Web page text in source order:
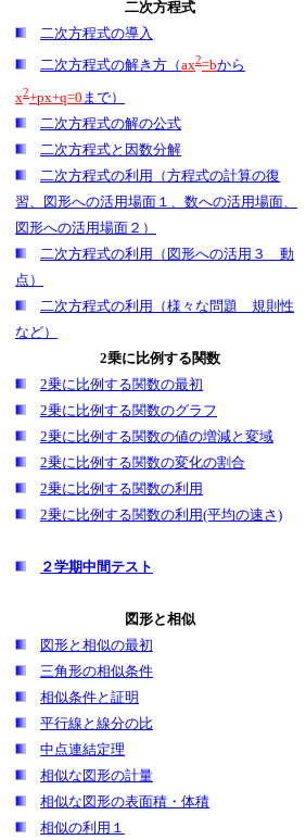
二次方程式
二次方程式の導入
二次方程式の解き方（ax2=bから
x2+px+q=0 まで）
二次方程式の解の公式
二次方程式と因数分解
二次方程式の利用（方程式の計算の復
習、図形への活用場面１、数への活用場面、
図形への活用場面２）
二次方程式の利用（図形への活用３ 動
点）
二次方程式の利用（様々な問題 規則性
など）
2乗に比例する関数
2乗に比例する関数の最初
2乗に比例する関数のグラフ
2乗に比例する関数の値の増減と変域
2乗に比例する関数の変化の割合
2乗に比例する関数の利用
2乗に比例する関数の利用(平均の速さ)
２学期中間テスト
図形と相似
図形と相似の最初
三角形の相似条件
相似条件と証明
平行線と線分の比
中点連結定理
相似な図形の計量
相似な図形の表面積・体積
相似の利用１